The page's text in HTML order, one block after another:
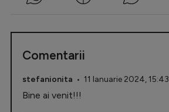
Comentarii
stefanionita • 11 Ianuarie 2024, 15:43
Bine ai venit!!!